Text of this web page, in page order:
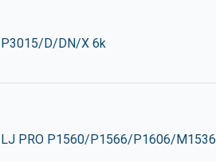
P3015/D/DN/X 6k
LJ PRO P1560/P1566/P1606/M1536